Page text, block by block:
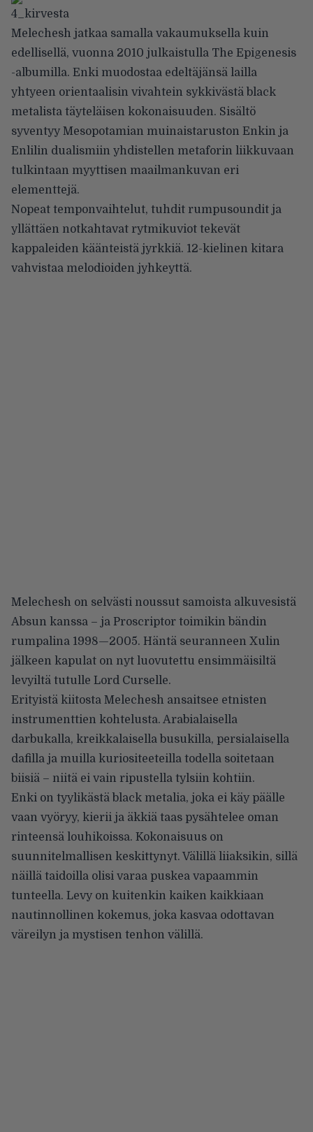
Melechesh jatkaa samalla vakaumuksella kuin
edellisellä, vuonna 2010 julkaistulla The Epigenesis
-albumilla. Enki muodostaa edeltäjänsä lailla
yhtyeen orientaalisin vivahtein sykkivästä black
metalista täyteläisen kokonaisuuden. Sisältö
syventyy Mesopotamian muinaistaruston Enkin ja
Enlilin dualismiin yhdistellen metaforin liikkuvaan
tulkintaan myyttisen maailmankuvan eri
elementtejä.
Nopeat temponvaihtelut, tuhdit rumpusoundit ja
yllättäen notkahtavat rytmikuviot tekevät
kappaleiden käänteistä jyrkkiä. 12-kielinen kitara
vahvistaa melodioiden jyhkeyttä.
Melechesh on selvästi noussut samoista alkuvesistä
Absun kanssa – ja Proscriptor toimikin bändin
rumpalina 1998—2005. Häntä seuranneen Xulin
jälkeen kapulat on nyt luovutettu ensimmäisiltä
levyiltä tutulle Lord Curselle.
Erityistä kiitosta Melechesh ansaitsee etnisten
instrumenttien kohtelusta. Arabialaisella
darbukalla, kreikkalaisella busukilla, persialaisella
dafilla ja muilla kuriositeeteilla todella soitetaan
biisiä – niitä ei vain ripustella tylsiin kohtiin.
Enki on tyylikästä black metalia, joka ei käy päälle
vaan vyöryy, kierii ja äkkiä taas pysähtelee oman
rinteensä louhikoissa. Kokonaisuus on
suunnitelmallisen keskittynyt. Välillä liiaksikin, sillä
näillä taidoilla olisi varaa puskea vapaammin
tunteella. Levy on kuitenkin kaiken kaikkiaan
nautinnollinen kokemus, joka kasvaa odottavan
väreilyn ja mystisen tenhon välillä.